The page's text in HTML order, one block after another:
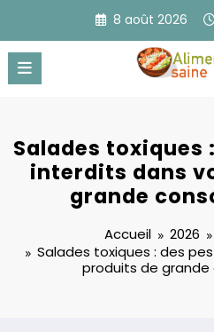
contenu
8 août 2026
Salades toxiques
interdits dans
grande
Accueil 2026
Salades toxiques : des
produits de